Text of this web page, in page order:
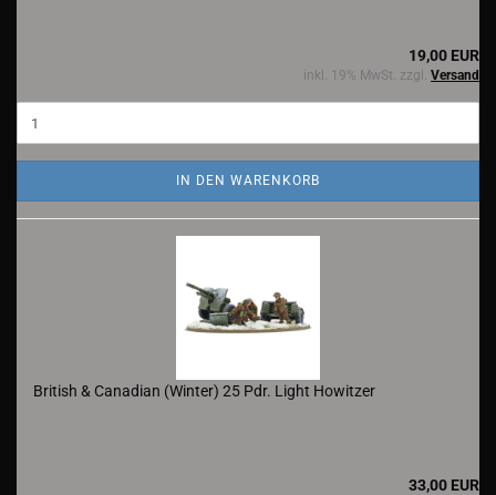
19,00 EUR
inkl. 19% MwSt. zzgl. Versand
IN DEN WARENKORB
British & Canadian (Winter) 25 Pdr. Light Howitzer
33,00 EUR